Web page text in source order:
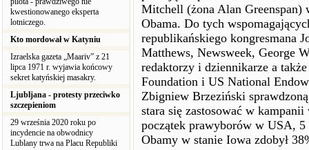
kwestionowanego eksperta
lotniczego.
Kto mordował w Katyniu
Izraelska gazeta „Maariv” z 21
lipca 1971 r. wyjawia końcowy
sekret katyńskiej masakry.
Ljubljana - protesty przeciwko
szczepieniom
29 września 2020 roku po
incydencie na obwodnicy
Lublany trwa na Placu Republiki
Mitchell (żona Alan Greenspan)
Obama. Do tych
republikańskiego kongresmana
Matthews, Newsweek, George
redaktorzy i dziennikarze a
Foundation i US National
Zbigniew Brzeziński
stara się zastosować w
początek prawyborów w USA, 5
Obamy w stanie Iowa zdobył